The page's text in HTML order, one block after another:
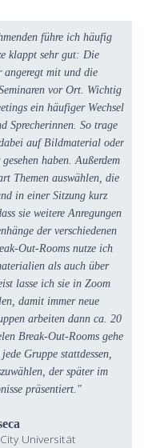
führe ich häufig
klappt sehr gut: Die
angeregt mit und die
vor Ort. Wichtig
ein häufiger Wechsel
Sprecherinnen. So trage
auf Bildmaterial oder
haben. Außerdem
Themen auswählen, die
in einer Sitzung kurz
sie weitere Anregungen
der verschiedenen
Out-Rooms nutze ich
als auch über
lasse ich sie in Zoom
damit immer neue
arbeiten dann ca. 20
Break-Out-Rooms gehe
Gruppe stattdessen,
der später im
präsentiert."
Universität